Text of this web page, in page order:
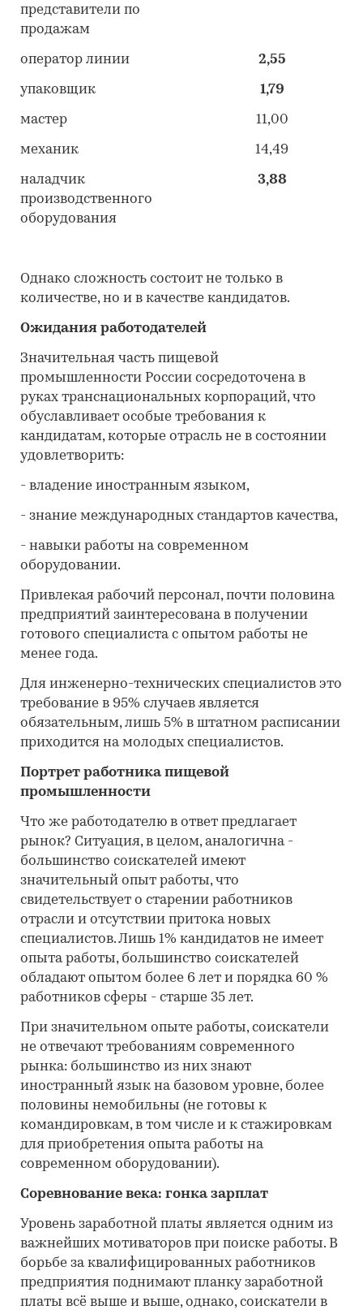
представители по
продажам
оператор линии 2,55
упаковщик 1,79
мастер 11,00
механик 14,49
наладчик
производственного
оборудования
3,88
Однако сложность состоит не только в
количестве, но и в качестве кандидатов.
Ожидания работодателей
Значительная часть пищевой
промышленности России сосредоточена в
руках транснациональных корпораций, что
обуславливает особые требования к
кандидатам, которые отрасль не в состоянии
удовлетворить:
- владение иностранным языком,
- знание международных стандартов качества,
- навыки работы на современном
оборудовании.
Привлекая рабочий персонал, почти половина
предприятий заинтересована в получении
готового специалиста с опытом работы не
менее года.
Для инженерно-технических специалистов это
требование в 95% случаев является
обязательным, лишь 5% в штатном расписании
приходится на молодых специалистов.
Портрет работника пищевой
промышленности
Что же работодателю в ответ предлагает
рынок? Ситуация, в целом, аналогична -
большинство соискателей имеют
значительный опыт работы, что
свидетельствует о старении работников
отрасли и отсутствии притока новых
специалистов. Лишь 1% кандидатов не имеет
опыта работы, большинство соискателей
обладают опытом более 6 лет и порядка 60 %
работников сферы - старше 35 лет.
При значительном опыте работы, соискатели
не отвечают требованиям современного
рынка: большинство из них знают
иностранный язык на базовом уровне, более
половины немобильны (не готовы к
командировкам, в том числе и к стажировкам
для приобретения опыта работы на
современном оборудовании).
Соревнование века: гонка зарплат
Уровень заработной платы является одним из
важнейших мотиваторов при поиске работы. В
борьбе за квалифицированных работников
предприятия поднимают планку заработной
платы всё выше и выше, однако, соискатели в